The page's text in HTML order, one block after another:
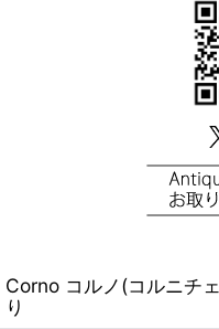
Corno コルノ(コルニチ
り